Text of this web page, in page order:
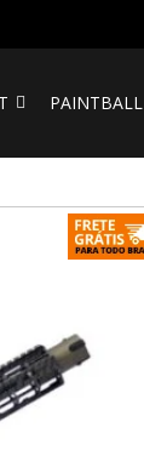
PAINTBALL